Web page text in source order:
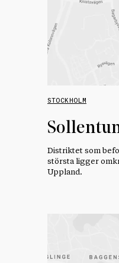
STOCKHOLM
Distriktet som
största ligger
Uppland.